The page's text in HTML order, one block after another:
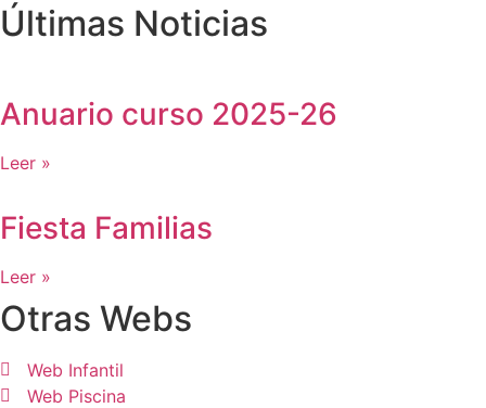
Últimas Noticias
Anuario curso 2025-26
Leer »
Fiesta Familias
Leer »
Otras Webs
Web Infantil
Web Piscina